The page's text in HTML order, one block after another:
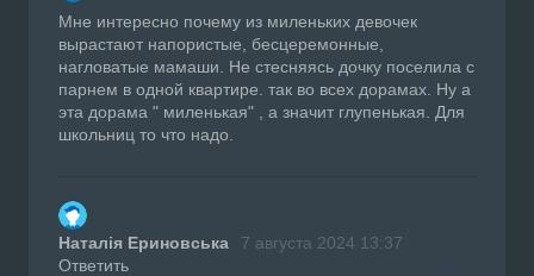
Мне интересно почему из миленьких девочек
вырастают напористые, бесцеремонные,
нагловатые мамаши. Не стесняясь дочку поселила с
парнем в одной квартире. так во всех дорамах. Ну а
эта дорама " миленькая" , а значит глупенькая. Для
школьниц то что надо.
Наталія Ериновська
7 августа 2024 13:37
Ответить